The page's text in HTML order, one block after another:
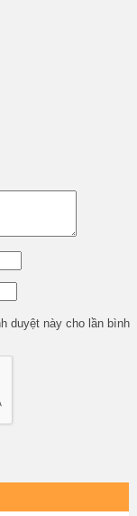
duyệt này cho lần bình